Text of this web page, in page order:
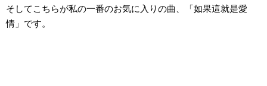
そしてこちらが私の一番のお気に入りの曲、「如果這就是愛
情」です。